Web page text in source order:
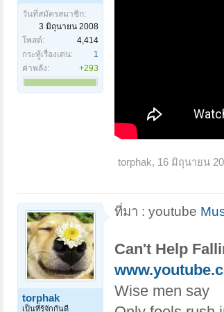
วันที่สมัครสมาชิก:
3 มิถุนายน 2008
โพสต์:
4,414
กระทู้เรื่องเด่น:
1
ค่าพลัง:
+293
torphak, 16 มิถุนายน
torphak
เป็นที่รู้จักกันดี
ที่มา : youtube
Can't Help
Wise men say